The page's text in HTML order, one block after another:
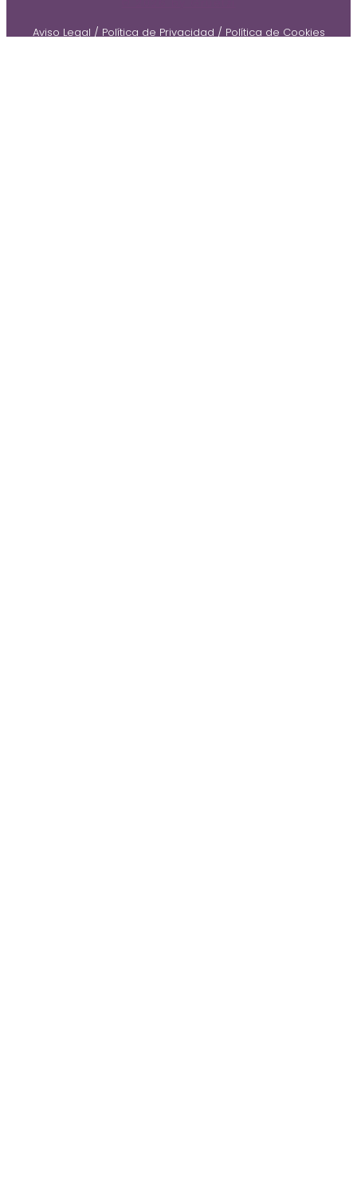
Aviso Legal / Política de Privacidad / Política de Cookies